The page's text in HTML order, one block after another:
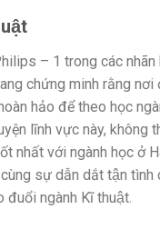
– 1 trong các
chứng minh rằng
hảo để theo học
lĩnh vực này, không
nhất với ngành học ở
sự dẫn dắt tận tình
ngành Kĩ thuật.